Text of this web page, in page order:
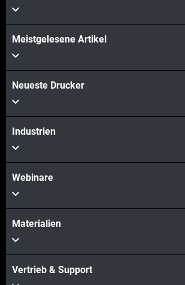
Meistgelesene Artikel
Neueste Drucker
Industrien
Webinare
Materialien
Vertrieb & Support